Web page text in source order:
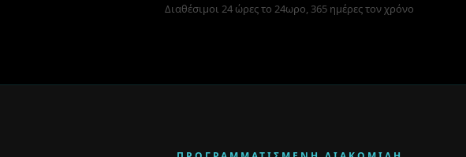
Διαθέσιμοι 24 ώρες το 24ωρο, 365 ημέρες τον χρόνο